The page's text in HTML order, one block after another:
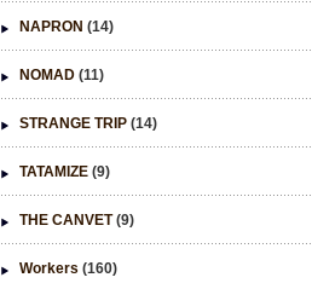
NAPRON (14)
NOMAD (11)
STRANGE TRIP (14)
TATAMIZE (9)
THE CANVET(9)
Workers (160)